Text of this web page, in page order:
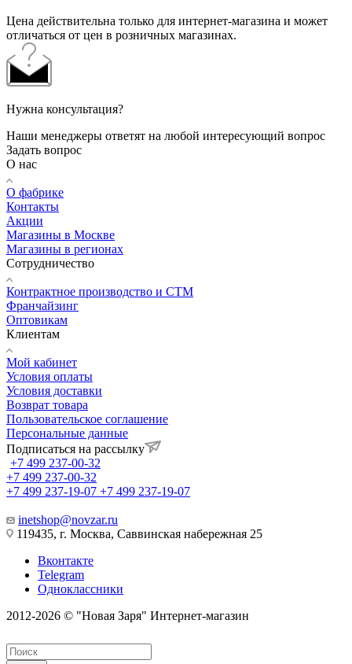
Цена действительна только для интернет-магазина и может
отличаться от цен в розничных магазинах.
Нужна консультация?
Наши менеджеры ответят на любой интересующий вопрос
Задать вопрос
О нас
О фабрике
Контакты
Акции
Магазины в Москве
Магазины в регионах
Сотрудничество
Контрактное производство и СТМ
Франчайзинг
Оптовикам
Клиентам
Мой кабинет
Условия оплаты
Условия доставки
Возврат товара
Пользовательское соглашение
Персональные данные
Подписаться на рассылку
+7 499 237-00-32
+7 499 237-00-32
+7 499 237-19-07 +7 499 237-19-07
inetshop@novzar.ru
119435, г. Москва, Саввинская набережная 25
Вконтакте
Telegram
Одноклассники
2012-2026 © "Новая Заря" Интернет-магазин